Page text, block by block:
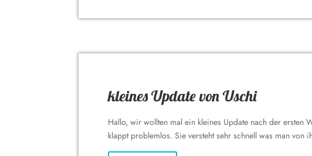
kleines Update von Uschi
Hallo, wir wollten mal ein kleines Update nach der ersten
klappt problemlos. Sie versteht sehr schnell was man